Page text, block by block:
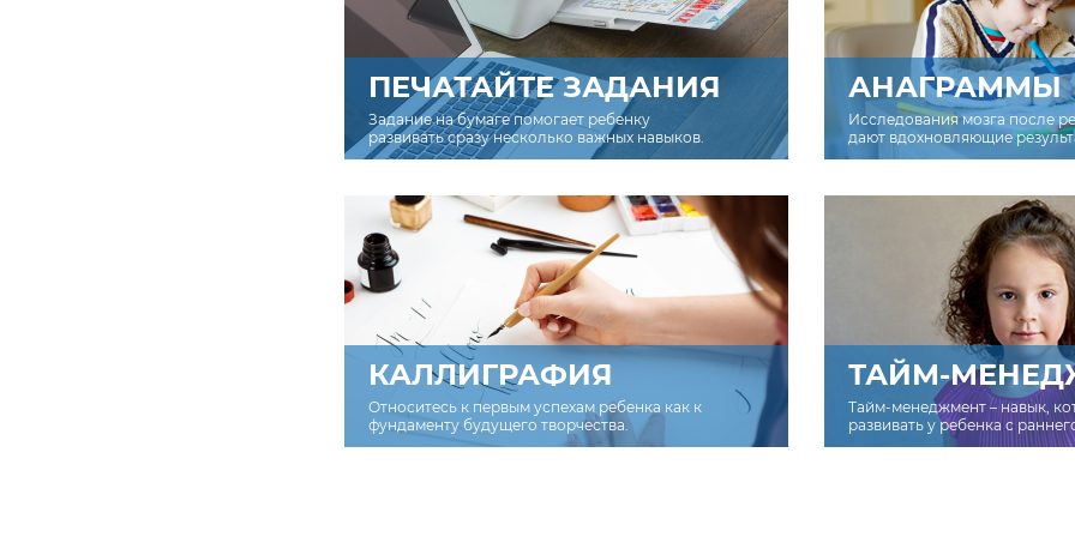
ПЕЧАТАЙТЕ ЗАДАНИЯ
Задание на бумаге помогает ребенку
развивать сразу несколько важных навыков.
АНАГРАММЫ
Исследования мозга после
дают вдохновляющие
КАЛЛИГРАФИЯ
Относитесь к первым успехам ребенка как к
фундаменту будущего творчества.
ТАЙМ-
Тайм-менеджмент – навык,
развивать у ребенка с